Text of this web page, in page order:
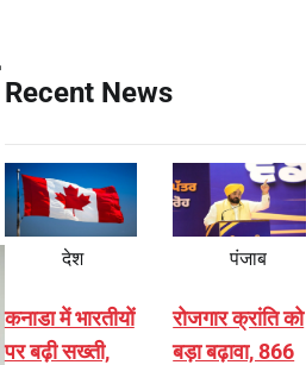
Recent News
देश
कनाडा में भारतीयों
पर बढ़ी सख्ती,
पंजाब
रोजगार क्रांति को
बड़ा बढ़ावा, 866